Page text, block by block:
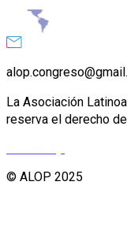
La Asociación
reserva el derecho
© ALOP 2025